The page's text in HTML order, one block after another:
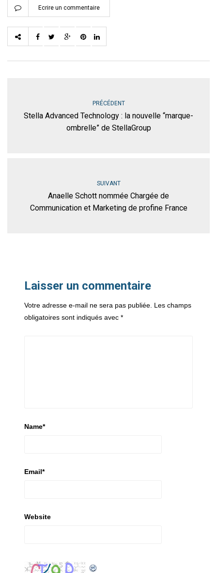
Ecrire un commentaire
PRÉCÉDENT
Stella Advanced Technology : la nouvelle “marque-
ombrelle” de StellaGroup
SUIVANT
Anaelle Schott nommée Chargée de
Communication et Marketing de profine France
Laisser un commentaire
Votre adresse e-mail ne sera pas publiée. Les champs
obligatoires sont indiqués avec *
Name*
Email*
Website